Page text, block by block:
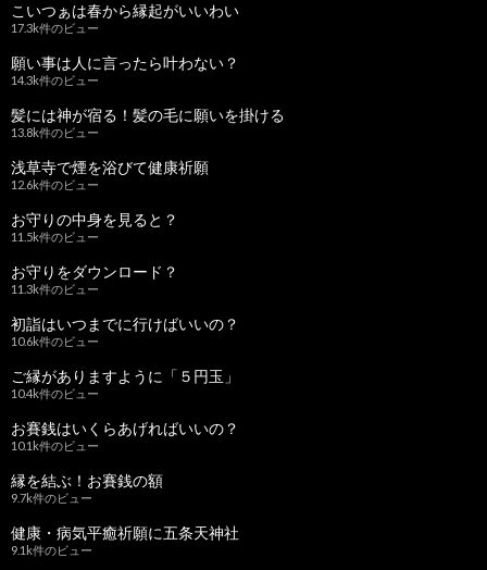
こいつぁは春から縁起がいいわい
17.3k件のビュー
願い事は人に言ったら叶わない？
14.3k件のビュー
髪には神が宿る！髪の毛に願いを掛ける
13.8k件のビュー
浅草寺で煙を浴びて健康祈願
12.6k件のビュー
お守りの中身を見ると？
11.5k件のビュー
お守りをダウンロード？
11.3k件のビュー
初詣はいつまでに行けばいいの？
10.6k件のビュー
ご縁がありますように「５円玉」
10.4k件のビュー
お賽銭はいくらあげればいいの？
10.1k件のビュー
縁を結ぶ！お賽銭の額
9.7k件のビュー
健康・病気平癒祈願に五条天神社
9.1k件のビュー